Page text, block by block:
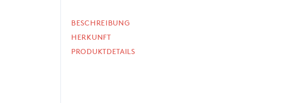
NICHT VERFÜGBAR
29,90 €
BESCHREIBUNG
HERKUNFT
PRODUKTDETAILS